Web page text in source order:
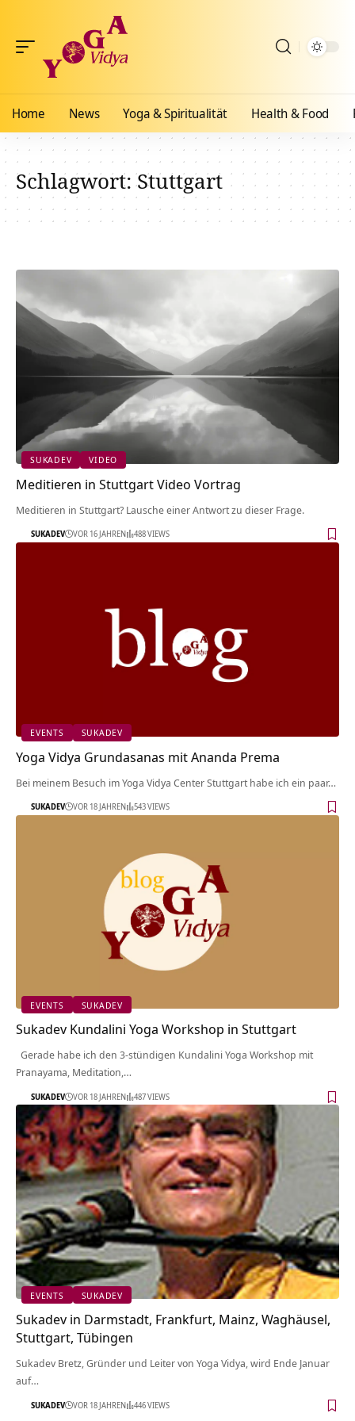
Home News Yoga & Spiritualität Health & Food
Schlagwort:Stuttgart
SUKADEV VIDEO
Meditieren in Stuttgart Video Vortrag
Meditieren in Stuttgart? Lausche einer Antwort zu dieser Frage.
SUKADEV VOR 16 JAHREN 488 VIEWS
EVENTS SUKADEV
Yoga Vidya Grundasanas mit Ananda Prema
Bei meinem Besuch im Yoga Vidya Center Stuttgart habe ich ein paar…
SUKADEV VOR 18 JAHREN 543 VIEWS
EVENTS SUKADEV
Sukadev Kundalini Yoga Workshop in Stuttgart
Gerade habe ich den 3-stündigen Kundalini Yoga Workshop mit
Pranayama, Meditation,…
SUKADEV VOR 18 JAHREN 487 VIEWS
EVENTS SUKADEV
Sukadev in Darmstadt, Frankfurt, Mainz, Waghäusel,
Stuttgart, Tübingen
Sukadev Bretz, Gründer und Leiter von Yoga Vidya, wird Ende Januar
auf…
SUKADEV VOR 18 JAHREN 446 VIEWS